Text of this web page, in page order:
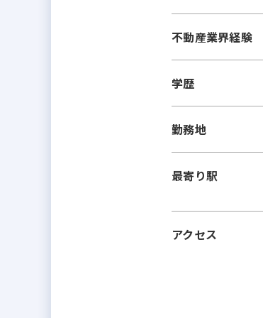
不動産業界経験
学歴
勤務地
最寄り駅
アクセス